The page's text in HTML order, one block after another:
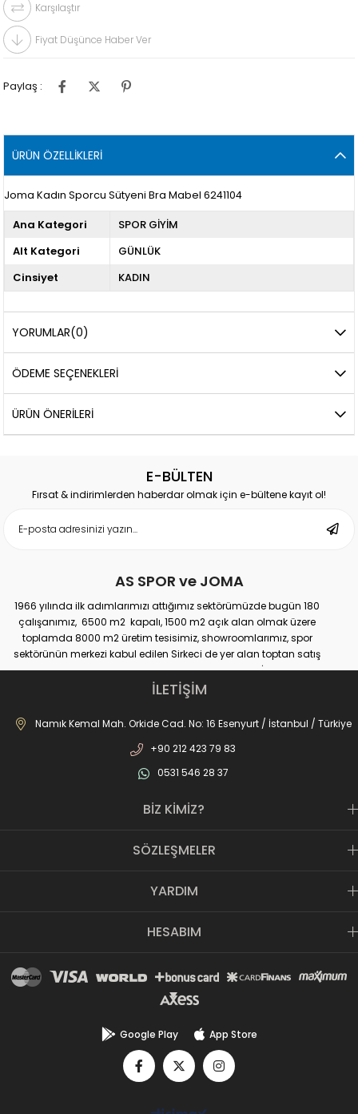
Karşılaştır
Fiyat Düşünce Haber Ver
Paylaş :
ÜRÜN ÖZELLIKLERI
Joma Kadın Sporcu Sütyeni Bra Mabel 6241104
Ana Kategori
SPOR GİYİM
Alt Kategori
GÜNLÜK
Cinsiyet
KADIN
YORUMLAR(0)
ÖDEME SEÇENEKLERI
ÜRÜN ÖNERILERI
E-BÜLTEN
Fırsat & indirimlerden haberdar olmak için e-bültene kayıt ol!
AS SPOR ve JOMA
1966 yılında ilk adımlarımızı attığımız sektörümüzde bugün 180
çalışanımız, 6500 m2 kapalı, 1500 m2 açık alan olmak üzere
toplamda 8000 m2 üretim tesisimiz, showroomlarımız, spor
sektörünün merkezi kabul edilen Sirkeci de yer alan toptan satış
mağazamız, Türkiye genelinde yaklaşık 300 bayimiz, İstanbul’da 10
perakande mağazamız, Türkiye’ye hizmet eden e-ticaret sanal
mağazamız ile AS SPOR ailesi günden güne büyüyerek sektöre,
JOMA markası ile de Türkiye'de ülkemize hizmet etmektedir.
İLETİŞİM
Namık Kemal Mah. Orkide Cad. No: 16 Esenyurt / İstanbul / Türkiye
+90 212 423 79 83
0531 546 28 37
BİZ KİMİZ?
SÖZLEŞMELER
YARDIM
HESABIM
Google Play App Store